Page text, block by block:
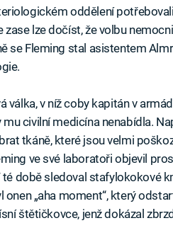
oddělení
lze dočíst, že volbu
se Fleming stal asistentem
válka, v níž coby kapitán v
civilní medicína nenabídla.
tkáně, které jsou velmi
ve své laboratoři objevil
té době sledoval stafylokokové
„aha moment“, který
štětičkovce, jenž dokázal